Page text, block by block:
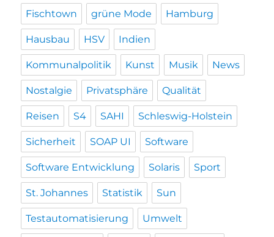
Fischtown grüne Mode Hamburg
Hausbau HSV Indien
Kommunalpolitik Kunst Musik News
Nostalgie Privatsphäre Qualität
Reisen S4 SAHI Schleswig-Holstein
Sicherheit SOAP UI Software
Software Entwicklung Solaris Sport
St. Johannes Statistik Sun
Testautomatisierung Umwelt